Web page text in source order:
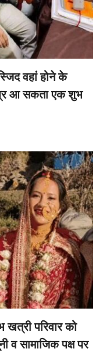
वहां होने के
आ सकता एक शुभ
खत्री परिवार को
व सामाजिक पक्ष पर